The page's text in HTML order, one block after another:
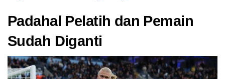
Padahal Pelatih dan Pemain
Sudah Diganti